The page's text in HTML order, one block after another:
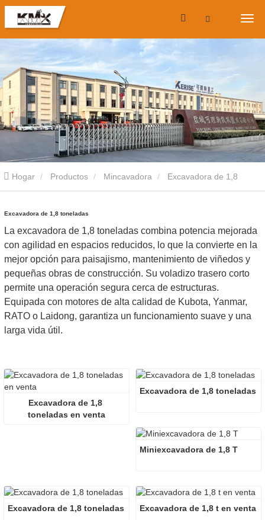
Hogar Productos Mincavadora
Excavadora de 1,8 toneladas
La excavadora de 1,8 toneladas combina potencia mejorada
con agilidad en espacios reducidos, lo que la convierte en la
mejor opción para paisajismo, mantenimiento de viñedos y
pequeñas obras de construcción. Su voladizo trasero corto
permite una operación segura cerca de estructuras.
Equipada con motores de alta calidad de Kubota, Yanmar,
RATO o Laidong, garantiza un funcionamiento suave y una
larga vida útil.
Excavadora de 1,8
toneladas en venta
Excavadora de 1,8 toneladas
Miniexcavadora de 1,8 T
Excavadora de 1,8 toneladas Excavadora de 1,8 t en venta